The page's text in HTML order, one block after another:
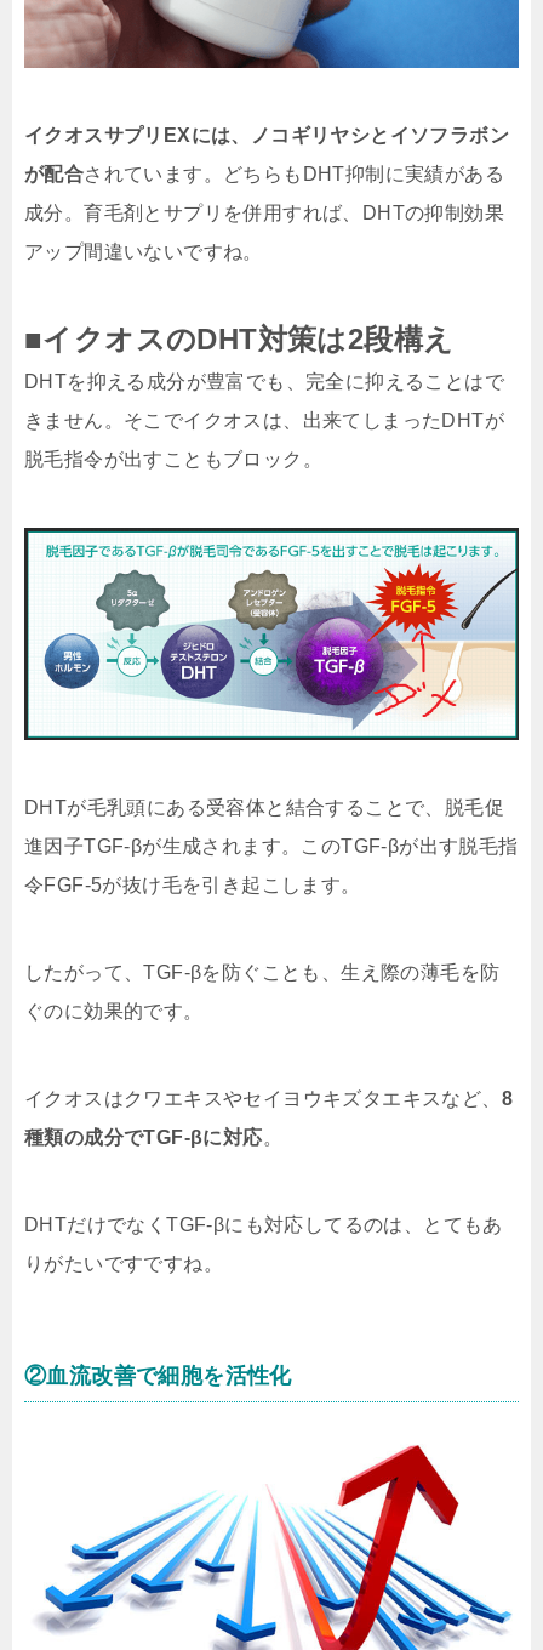
イクオスサプリEXには、ノコギリヤシとイソフラボン
が配合されています。どちらもDHT抑制に実績がある
成分。育毛剤とサプリを併用すれば、DHTの抑制効果
アップ間違いないですね。
■イクオスのDHT対策は2段構え
DHTを抑える成分が豊富でも、完全に抑えることはで
きません。そこでイクオスは、出来てしまったDHTが
脱毛指令が出すこともブロック 。
DHTが毛乳頭にある受容体と結合することで、脱毛促
進因子TGF-βが生成されます。このTGF-βが出す脱毛指
令FGF-5が抜け毛を引き起こします。
したがって、TGF-βを防ぐことも、生え際の薄毛を防
ぐのに効果的です。
イクオスはクワエキスやセイヨウキズタエキスなど、 8
種類の成分でTGF-βに対応。
DHTだけでなくTGF-βにも対応してるのは、とてもあ
りがたいですですね。
②血流改善で細胞を活性化